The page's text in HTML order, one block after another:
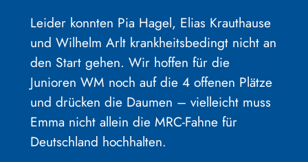
Leider konnten Pia Hagel, Elias Krauthause
und Wilhelm Arlt krankheitsbedingt nicht an
den Start gehen. Wir hoffen für die
Junioren WM noch auf die 4 offenen Plätze
und drücken die Daumen – vielleicht muss
Emma nicht allein die MRC-Fahne für
Deutschland hochhalten.